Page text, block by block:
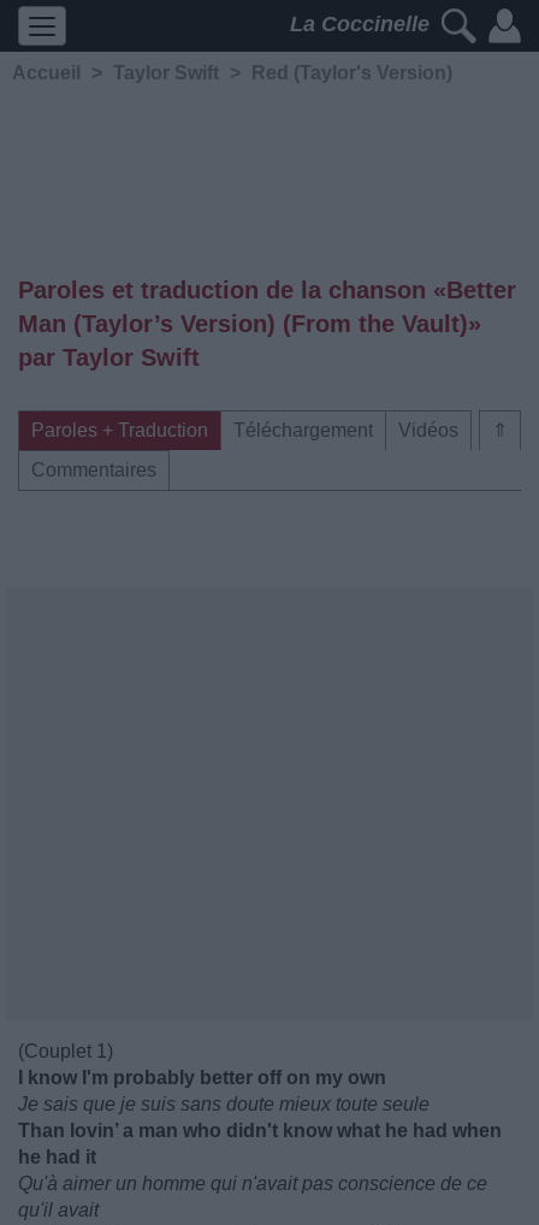
La Coccinelle
Accueil > Taylor Swift > Red (Taylor's Version)
Paroles et traduction de la chanson «Better
Man (Taylor’s Version) (From the Vault)»
par Taylor Swift
⇑
Paroles + Traduction Téléchargement
Vidéos
Commentaires
(Couplet 1)
I know I'm probably better off on my own
Je sais que je suis sans doute mieux toute seule
Than lovin’ a man who didn't know what he had when
he had it
Qu'à aimer un homme qui n'avait pas conscience de ce
qu'il avait